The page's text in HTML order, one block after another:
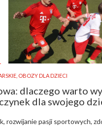
OBOZY DLA DZIECI
dlaczego warto
dla swojego
rozwijanie pasji sportowych,